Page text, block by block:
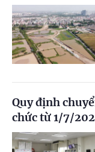
Quy định
chức từ 1/7/